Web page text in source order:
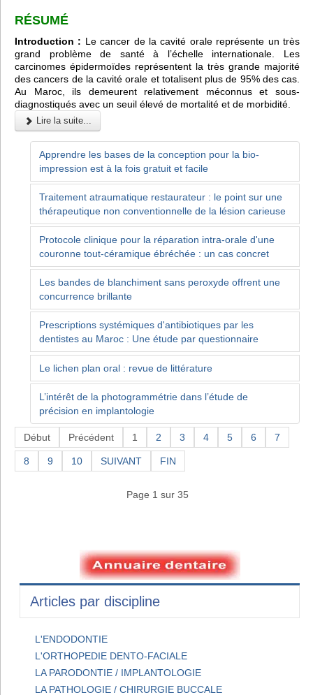
RÉSUMÉ
Introduction : Le cancer de la cavité orale représente un très
grand problème de santé à l’échelle internationale. Les
carcinomes épidermoïdes représentent la très grande majorité
des cancers de la cavité orale et totalisent plus de 95% des cas.
Au Maroc, ils demeurent relativement méconnus et sous-
diagnostiqués avec un seuil élevé de mortalité et de morbidité.
Lire la suite...
Apprendre les bases de la conception pour la bio-
impression est à la fois gratuit et facile
Traitement atraumatique restaurateur : le point sur une
thérapeutique non conventionnelle de la lésion carieuse
Protocole clinique pour la réparation intra-orale d'une
couronne tout-céramique ébréchée : un cas concret
Les bandes de blanchiment sans peroxyde offrent une
concurrence brillante
Prescriptions systémiques d'antibiotiques par les
dentistes au Maroc : Une étude par questionnaire
Le lichen plan oral : revue de littérature
L’intérêt de la photogrammétrie dans l’étude de
précision en implantologie
Début Précédent 1 2 3 4 5 6 7
8 9 10 SUIVANT FIN
Page 1 sur 35
Articles par discipline
L'ENDODONTIE
L'ORTHOPEDIE DENTO-FACIALE
LA PARODONTIE / IMPLANTOLOGIE
LA PATHOLOGIE / CHIRURGIE BUCCALE